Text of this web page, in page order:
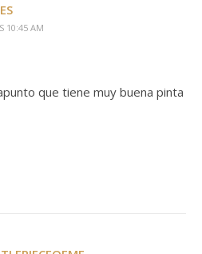
10:45 AM
que tiene muy buena pinta